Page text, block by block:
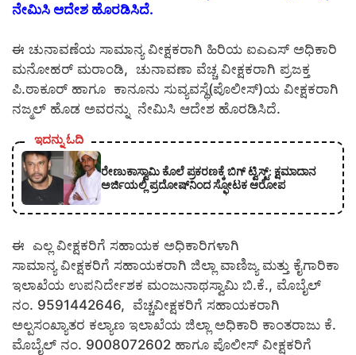
ನೇಮಿಸಿ ಆದೇಶ ಹೊರಡಿಸಿದೆ.
ಈ ಚುನಾವಣೆಯ ಸಾಮಾನ್ಯ ವೀಕ್ಷಕರಾಗಿ ಹಿರಿಯ ಐಎಎಸ್ ಅಧಿಕಾರಿ
ಮನೋಹರ್ ಮರಾಂಡಿ, ಚುನಾವಣಾ ವೆಚ್ಚ ವೀಕ್ಷಕರಾಗಿ ಪ್ರಜಕ್ತ
ಪಿ.ಠಾಕೂರ್ ಹಾಗೂ ಕಾನೂನು ಸುವ್ಯವಸ್ಥೆ(ಪೊಲೀಸ್)ಯ ವೀಕ್ಷಕರಾಗಿ
ನಜ್ಮಲ್ ಹೊಡ ಅವರನ್ನು ನೇಮಿಸಿ ಆದೇಶ ಹೊರಡಿಸಿದೆ.
ಇದನ್ನು ಓದಿ
ರೇಣುಕಾಸ್ವಾಮಿ ಕೊಲೆ ಪ್ರಕರಣಕ್ಕೆ ಬಿಗ್ ಟ್ವಿಸ್ಟ್: ಕ್ಷಮಾದಾನ
ಅರ್ಜಿಯಲ್ಲಿ ಪ್ರದೋಷ್‌ನಿಂದ ಸ್ಫೋಟಕ ಆರೋಪ
ಈ ಎಲ್ಲ ವೀಕ್ಷಕರಿಗೆ ಸಹಾಯಕ ಅಧಿಕಾರಿಗಳಾಗಿ
ಸಾಮಾನ್ಯ ವೀಕ್ಷಕರಿಗೆ ಸಹಾಯಕರಾಗಿ ಜಿಲ್ಲಾ ವಾಣಿಜ್ಯ ಮತ್ತು ಕೈಗಾರಿಕಾ
ಇಲಾಖೆಯ ಉಪನಿರ್ದೇಶಕ ಮಂಜುನಾಥಸ್ವಾಮಿ ಬಿ.ಕೆ., ಮೊಬೈಲ್
ನಂ. 9591442646, ವೆಚ್ಚವೀಕ್ಷಕರಿಗೆ ಸಹಾಯಕರಾಗಿ
ಅಲ್ಪಸಂಖ್ಯಾತರ ಕಲ್ಯಾಣ ಇಲಾಖೆಯ ಜಿಲ್ಲಾ ಅಧಿಕಾರಿ ಕಾಂತರಾಜು ಕೆ.
ಮೊಬೈಲ್ ನಂ. 9008072602 ಹಾಗೂ ಪೊಲೀಸ್ ವೀಕ್ಷಕರಿಗೆ